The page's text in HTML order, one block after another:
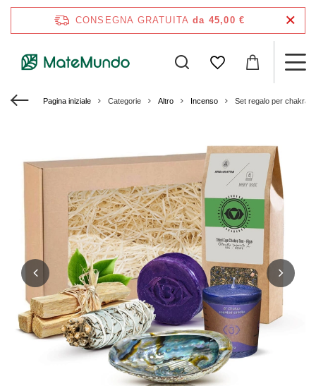
CONSEGNA GRATUITA da 45,00 €
Pagina iniziale Categorie Altro Incenso Set regalo per chakra